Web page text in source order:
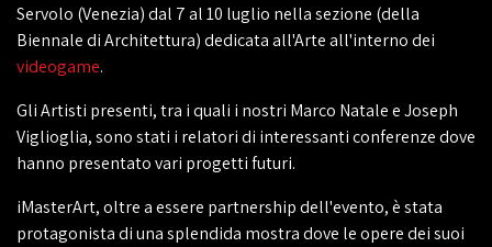
Servolo (Venezia) dal 7 al 10 luglio nella sezione (della
Biennale di Architettura) dedicata all'Arte all'interno dei
videogame.
Gli Artisti presenti, tra i quali i nostri Marco Natale e Joseph
Viglioglia, sono stati i relatori di interessanti conferenze dove
hanno presentato vari progetti futuri.
iMasterArt, oltre a essere partnership dell'evento, è stata
protagonista di una splendida mostra dove le opere dei suoi